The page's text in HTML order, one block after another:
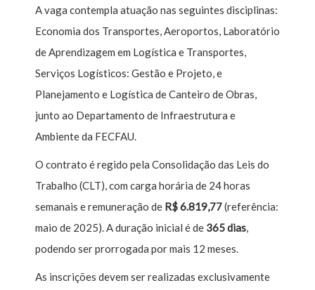
A vaga contempla atuação nas seguintes disciplinas:
Economia dos Transportes, Aeroportos, Laboratório
de Aprendizagem em Logística e Transportes,
Serviços Logísticos: Gestão e Projeto, e
Planejamento e Logística de Canteiro de Obras,
junto ao Departamento de Infraestrutura e
Ambiente da FECFAU.
O contrato é regido pela Consolidação das Leis do
Trabalho (CLT), com carga horária de 24 horas
semanais e remuneração de R$ 6.819,77(referência:
maio de 2025). A duração inicial é de 365 dias,
podendo ser prorrogada por mais 12 meses.
As inscrições devem ser realizadas exclusivamente